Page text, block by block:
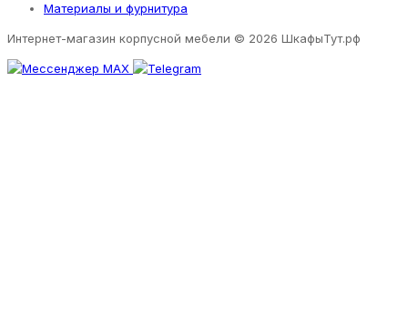
Материалы и фурнитура
Интернет-магазин корпусной мебели © 2026 ШкафыТут.рф